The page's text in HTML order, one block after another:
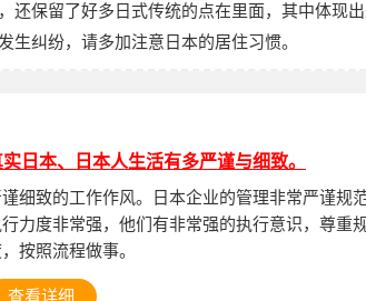
还保留了好多日式传统的点在里面，其中体现
纠纷，请多加注意日本的居住习惯。
实日本、日本人生活有多严谨与细致。
谨细致的工作作风。日本企业的管理非常严谨规
力度非常强，他们有非常强的执行意识，尊重
按照流程做事。
查看详细